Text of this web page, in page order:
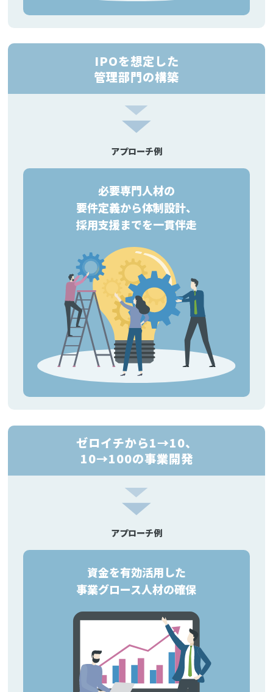
IPOを想定した
管理部門の構築
アプローチ例
必要専門人材の
要件定義から体制設計、
採用支援までを一貫伴走
ゼロイチから1→10、
10→100の事業開発
アプローチ例
資金を有効活用した
事業グロース人材の確保